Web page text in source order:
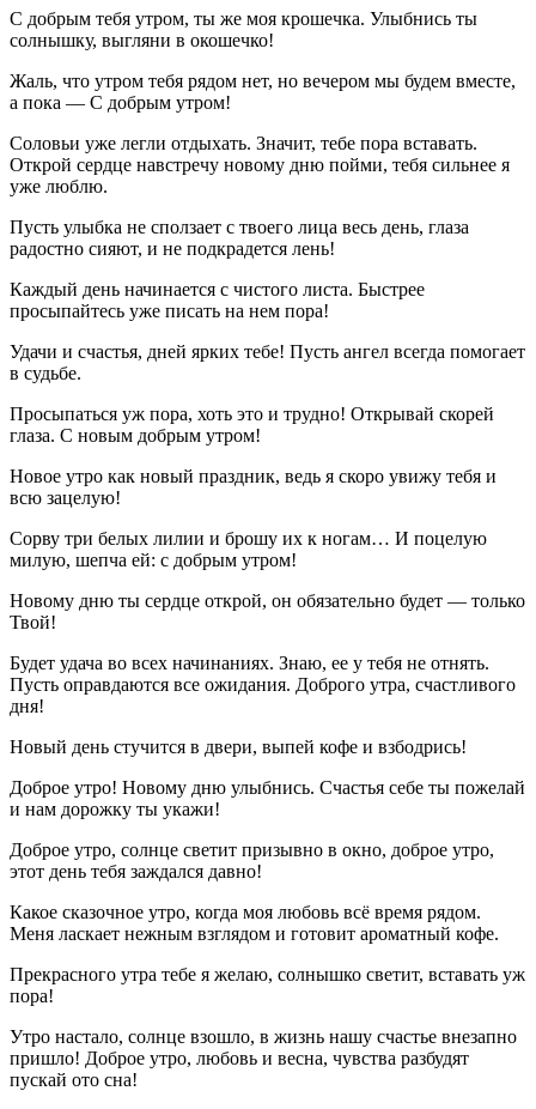
С добрым тебя утром, ты же моя крошечка. Улыбнись ты
солнышку, выгляни в окошечко!
Жаль, что утром тебя рядом нет, но вечером мы будем вместе,
а пока — С добрым утром!
Соловьи уже легли отдыхать. Значит, тебе пора вставать.
Открой сердце навстречу новому дню пойми, тебя сильнее я
уже люблю.
Пусть улыбка не сползает с твоего лица весь день, глаза
радостно сияют, и не подкрадется лень!
Каждый день начинается с чистого листа. Быстрее
просыпайтесь уже писать на нем пора!
Удачи и счастья, дней ярких тебе! Пусть ангел всегда помогает
в судьбе.
Просыпаться уж пора, хоть это и трудно! Открывай скорей
глаза. С новым добрым утром!
Новое утро как новый праздник, ведь я скоро увижу тебя и
всю зацелую!
Сорву три белых лилии и брошу их к ногам… И поцелую
милую, шепча ей: с добрым утром!
Новому дню ты сердце открой, он обязательно будет — только
Твой!
Будет удача во всех начинаниях. Знаю, ее у тебя не отнять.
Пусть оправдаются все ожидания. Доброго утра, счастливого
дня!
Новый день стучится в двери, выпей кофе и взбодрись!
Доброе утро! Новому дню улыбнись. Счастья себе ты пожелай
и нам дорожку ты укажи!
Доброе утро, солнце светит призывно в окно, доброе утро,
этот день тебя заждался давно!
Какое сказочное утро, когда моя любовь всё время рядом.
Меня ласкает нежным взглядом и готовит ароматный кофе.
Прекрасного утра тебе я желаю, солнышко светит, вставать уж
пора!
Утро настало, солнце взошло, в жизнь нашу счастье внезапно
пришло! Доброе утро, любовь и весна, чувства разбудят
пускай ото сна!